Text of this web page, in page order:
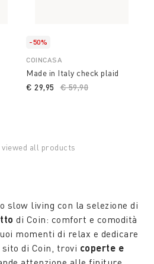
-50%
COINCASA
Made in Italy check plaid
Price reduced from
€ 59,90
€ 29,95
viewed all products
slow living con la selezione di
di Coin: comfort e comodità
momenti di relax e dedicare
di Coin, trovi coperte e